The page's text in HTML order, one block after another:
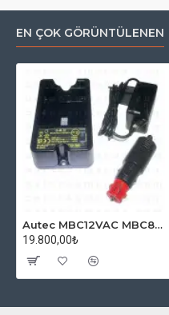
EN ÇOK GÖRÜNTÜLENEN
Autec MBC12VAC MBC825A Charger MBM06MH Batarya Şarj Cihazı
19.800,00₺